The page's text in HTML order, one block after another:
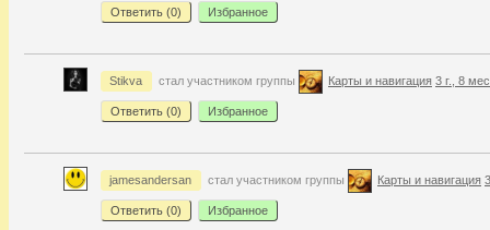
Ответить (0) Избранное
Stikva стал участником группы Карты и навигация 3 г., 8
Ответить (0) Избранное
jamesandersan стал участником группы Карты и навигация
Ответить (0) Избранное